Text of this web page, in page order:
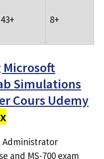
43+ 8+
Microsoft
Simulations
Cours Udemy
Administrator
and MS-700 exam